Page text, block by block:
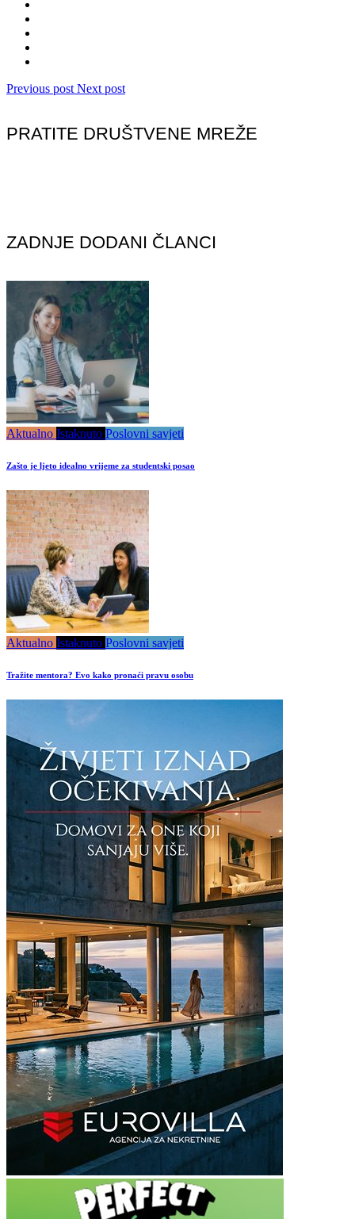
Previous post Next post
PRATITE DRUŠTVENE MREŽE
ZADNJE DODANI ČLANCI
Aktualno Istaknuto Poslovni savjeti
Zašto je ljeto idealno vrijeme za studentski posao
Aktualno Istaknuto Poslovni savjeti
Tražite mentora? Evo kako pronaći pravu osobu